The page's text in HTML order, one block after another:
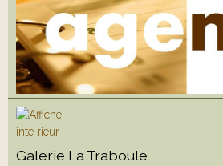
Galerie La Traboule